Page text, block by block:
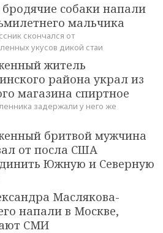
собаки напали
мальчика
скончался от
укусов дикой стаи
житель
района украл из
магазина спиртное
задержали у него же
бритвой мужчина
от посла США
Южную и Северную
Маслякова-
напали в Москве,
СМИ